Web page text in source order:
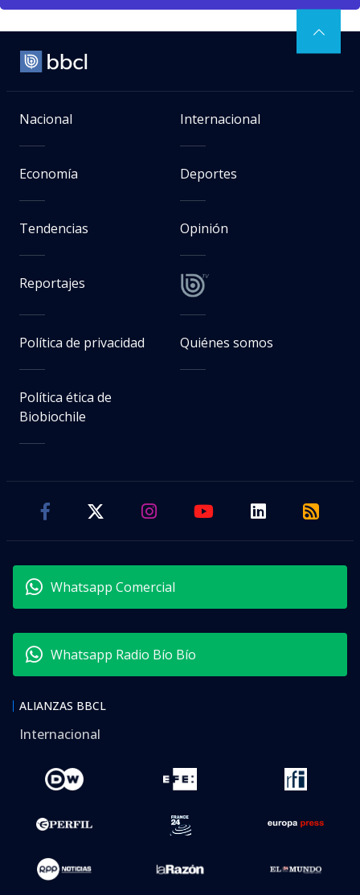
Nacional Internacional
Economía Deportes
Tendencias Opinión
Reportajes
Política de privacidad Quiénes somos
Política ética de
Biobiochile
Whatsapp Comercial
Whatsapp Radio Bío Bío
ALIANZAS BBCL
Internacional